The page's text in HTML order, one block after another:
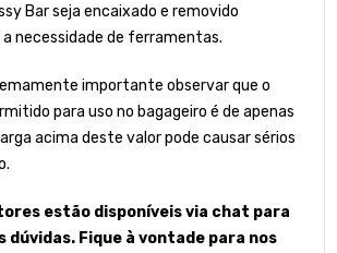
Bar seja encaixado e removido
necessidade de ferramentas.
importante observar que o
para uso no bagageiro é de apenas
acima deste valor pode causar sérios
estão disponíveis via chat para
dúvidas. Fique à vontade para nos